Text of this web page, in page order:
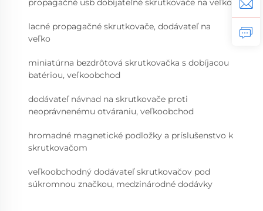
propagačné usb dobíjateľné skrutkovače na veľko
lacné propagačné skrutkovače, dodávateľ na
veľko
miniatúrna bezdrôtová skrutkovačka s dobíjacou
batériou, veľkoobchod
dodávateľ návnad na skrutkovače proti
neoprávnenému otváraniu, veľkoobchod
hromadné magnetické podložky a príslušenstvo k
skrutkovačom
veľkoobchodný dodávateľ skrutkovačov pod
súkromnou značkou, medzinárodné dodávky